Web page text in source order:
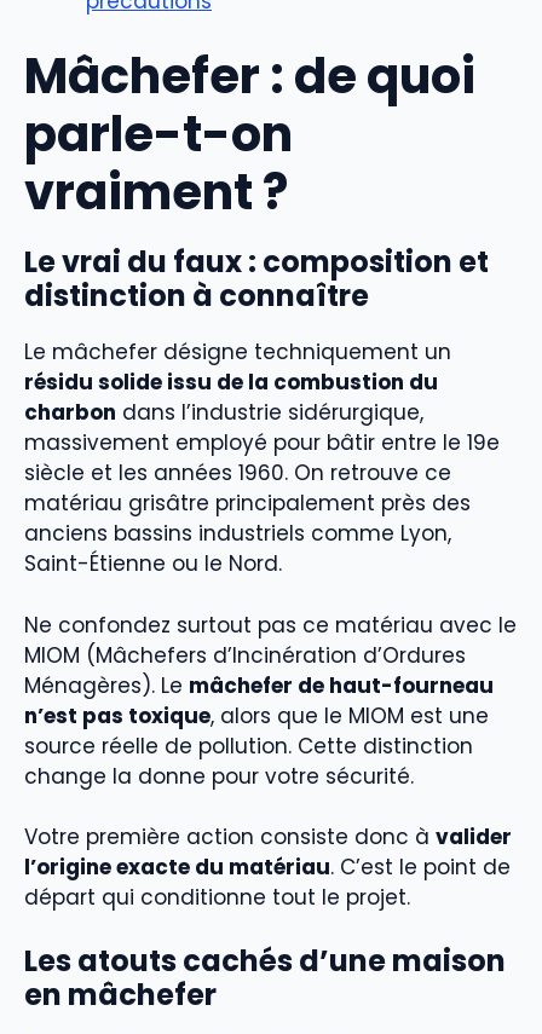
Mâchefer : de quoi
parle-t-on
vraiment ?
Le vrai du faux : composition et
distinction à connaître
Le mâchefer désigne techniquement un
résidu solide issu de la combustion du
charbon dans l’industrie sidérurgique,
massivement employé pour bâtir entre le 19e
siècle et les années 1960. On retrouve ce
matériau grisâtre principalement près des
anciens bassins industriels comme Lyon,
Saint-Étienne ou le Nord.
Ne confondez surtout pas ce matériau avec le
MIOM (Mâchefers d’Incinération d’Ordures
Ménagères). Le mâchefer de haut-fourneau
n’est pas toxique, alors que le MIOM est une
source réelle de pollution. Cette distinction
change la donne pour votre sécurité.
Votre première action consiste donc à valider
l’origine exacte du matériau. C’est le point de
départ qui conditionne tout le projet.
Les atouts cachés d’une maison
en mâchefer